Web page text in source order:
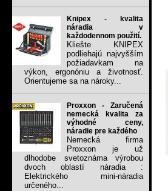
Knipex - kvalita
náradia v
každodennom použití.
Kliešte KNIPEX
podliehajú najvyšším
požiadavkam na
výkon, ergonóniu a životnosť.
Orientujeme sa na nároky...
Proxxon - Zaručená
nemecká kvalita za
výhodné ceny,
náradie pre každého
Nemecká firma
Proxxon je už
dlhodobe svetoznáma výrobou
dvoch oblastí náradia :
Elektrického mini-náradia
určeného...